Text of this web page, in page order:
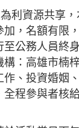
利資源共享
加，名額有限
至公務人員終
構：高雄市楠
作、投資婚姻
全程參與者核